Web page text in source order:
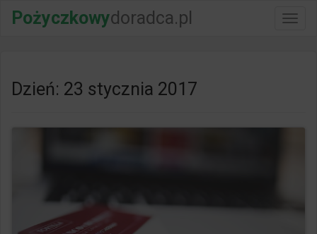
Włącz
Pożyczkowydoradca.pl
Dzień: 23 stycznia 2017